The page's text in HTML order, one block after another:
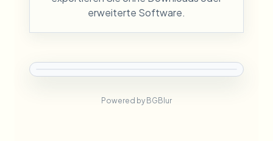
erweiterte Software.
Powered by BGBlur